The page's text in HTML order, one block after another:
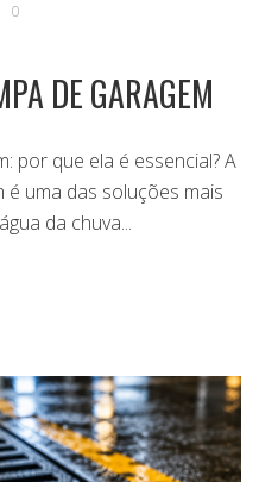
0
DE GARAGEM
por que ela é essencial? A
é uma das soluções mais
da chuva...